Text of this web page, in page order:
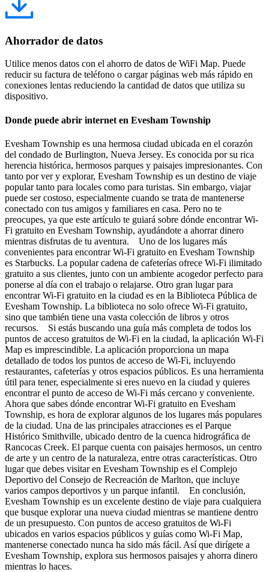
Ahorrador de datos
Utilice menos datos con el ahorro de datos de WiFi Map. Puede
reducir su factura de teléfono o cargar páginas web más rápido en
conexiones lentas reduciendo la cantidad de datos que utiliza su
dispositivo.
Donde puede abrir internet en Evesham Township
Evesham Township es una hermosa ciudad ubicada en el corazón
del condado de Burlington, Nueva Jersey. Es conocida por su rica
herencia histórica, hermosos parques y paisajes impresionantes. Con
tanto por ver y explorar, Evesham Township es un destino de viaje
popular tanto para locales como para turistas. Sin embargo, viajar
puede ser costoso, especialmente cuando se trata de mantenerse
conectado con tus amigos y familiares en casa. Pero no te
preocupes, ya que este artículo te guiará sobre dónde encontrar Wi-
Fi gratuito en Evesham Township, ayudándote a ahorrar dinero
mientras disfrutas de tu aventura. Uno de los lugares más
convenientes para encontrar Wi-Fi gratuito en Evesham Township
es Starbucks. La popular cadena de cafeterías ofrece Wi-Fi ilimitado
gratuito a sus clientes, junto con un ambiente acogedor perfecto para
ponerse al día con el trabajo o relajarse. Otro gran lugar para
encontrar Wi-Fi gratuito en la ciudad es en la Biblioteca Pública de
Evesham Township. La biblioteca no solo ofrece Wi-Fi gratuito,
sino que también tiene una vasta colección de libros y otros
recursos. Si estás buscando una guía más completa de todos los
puntos de acceso gratuitos de Wi-Fi en la ciudad, la aplicación Wi-Fi
Map es imprescindible. La aplicación proporciona un mapa
detallado de todos los puntos de acceso de Wi-Fi, incluyendo
restaurantes, cafeterías y otros espacios públicos. Es una herramienta
útil para tener, especialmente si eres nuevo en la ciudad y quieres
encontrar el punto de acceso de Wi-Fi más cercano y conveniente.
Ahora que sabes dónde encontrar Wi-Fi gratuito en Evesham
Township, es hora de explorar algunos de los lugares más populares
de la ciudad. Una de las principales atracciones es el Parque
Histórico Smithville, ubicado dentro de la cuenca hidrográfica de
Rancocas Creek. El parque cuenta con paisajes hermosos, un centro
de arte y un centro de la naturaleza, entre otras características. Otro
lugar que debes visitar en Evesham Township es el Complejo
Deportivo del Consejo de Recreación de Marlton, que incluye
varios campos deportivos y un parque infantil. En conclusión,
Evesham Township es un excelente destino de viaje para cualquiera
que busque explorar una nueva ciudad mientras se mantiene dentro
de un presupuesto. Con puntos de acceso gratuitos de Wi-Fi
ubicados en varios espacios públicos y guías como Wi-Fi Map,
mantenerse conectado nunca ha sido más fácil. Así que dirígete a
Evesham Township, explora sus hermosos paisajes y ahorra dinero
mientras lo haces.